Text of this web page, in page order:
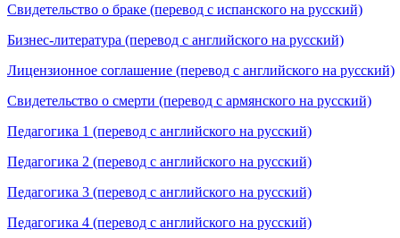
Свидетельство о браке (перевод с испанского на русский)
Бизнес-литература (перевод с английского на русский)
Лицензионное соглашение (перевод с английского на русский)
Свидетельство о смерти (перевод с армянского на русский)
Педагогика 1 (перевод с английского на русский)
Педагогика 2 (перевод с английского на русский)
Педагогика 3 (перевод с английского на русский)
Педагогика 4 (перевод с английского на русский)